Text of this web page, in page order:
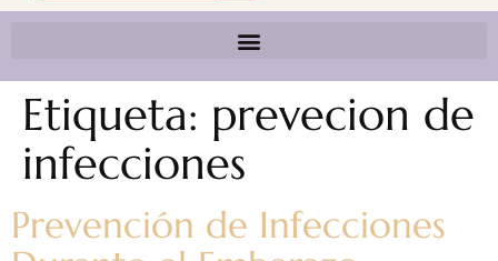
Etiqueta: prevecion de
infecciones
Prevención de Infecciones